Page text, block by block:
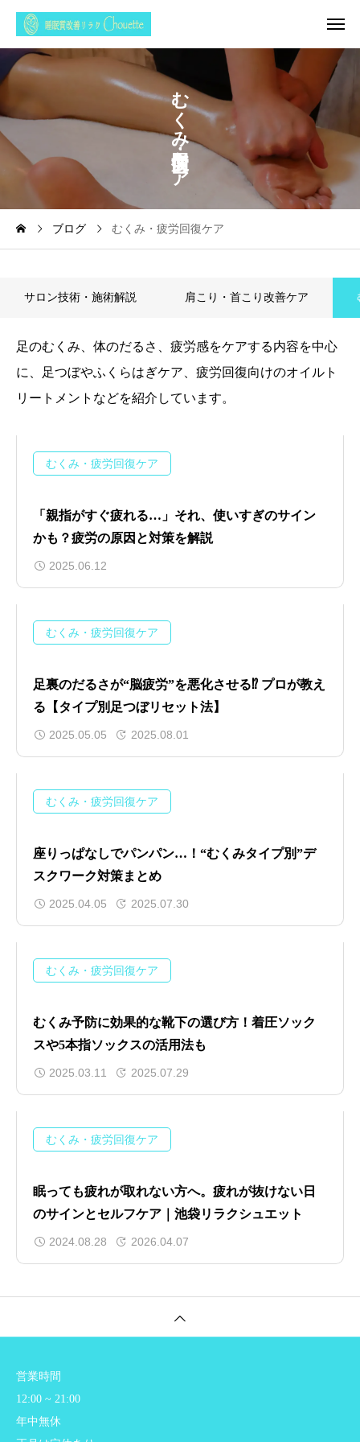
む
く
み
ケ
ア
ブログ むくみ・疲労回復ケア
サロン技術・施術解説 肩こり・首こり改善ケア
足のむくみ、体のだるさ、疲労感をケアする内容を中心
に、足つぼやふくらはぎケア、疲労回復向けのオイルト
リートメントなどを紹介しています。
むくみ・疲労回復ケア
「親指がすぐ疲れる…」それ、使いすぎのサイン
かも？疲労の原因と対策を解説
2025.06.12
むくみ・疲労回復ケア
足裏のだるさが“脳疲労”を悪化させる⁉ プロが教え
る【タイプ別足つぼリセット法】
2025.05.05 2025.08.01
むくみ・疲労回復ケア
座りっぱなしでパンパン…！“むくみタイプ別”デ
スクワーク対策まとめ
2025.04.05 2025.07.30
むくみ・疲労回復ケア
むくみ予防に効果的な靴下の選び方！着圧ソック
スや5本指ソックスの活用法も
2025.03.11 2025.07.29
むくみ・疲労回復ケア
眠っても疲れが取れない方へ。疲れが抜けない日
のサインとセルフケア｜池袋リラクシュエット
2024.08.28 2026.04.07
営業時間
12:00 ~ 21:00
年中無休